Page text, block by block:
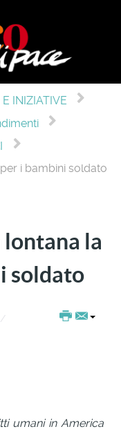
INIZIATIVE
i bambini soldato
la
soldato
umani in America